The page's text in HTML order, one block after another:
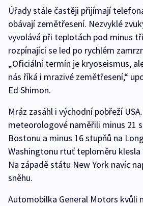
Úřady stále častěji přijímají
obávají zemětřesení. Nezvyklé
vyvolává při teplotách pod minus
rozpínající se led po rychlém
„Oficiální termín je kryoseismus,
nás říká i mrazivé zemětřesení,“
Ed Shimon.
Mráz zasáhl i východní pobřeží
meteorologové naměřili minus 21
Bostonu a minus 16 stupňů na
Washingtonu rtuť teploměru klesla
Na západě státu New York navíc
sněhu.
Automobilka General Motors kvůli